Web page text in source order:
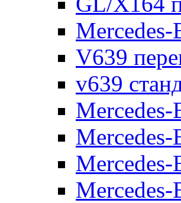
Mercedes-
V639
v639
Mercedes-
Mercedes-
Mercedes-
Mercedes-